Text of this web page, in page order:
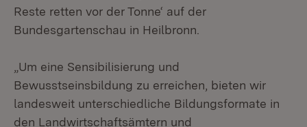
Reste retten vor der Tonne‘ auf der
Bundesgartenschau in Heilbronn.
„Um eine Sensibilisierung und
Bewusstseinsbildung zu erreichen, bieten wir
landesweit unterschiedliche Bildungsformate in
den Landwirtschaftsämtern und